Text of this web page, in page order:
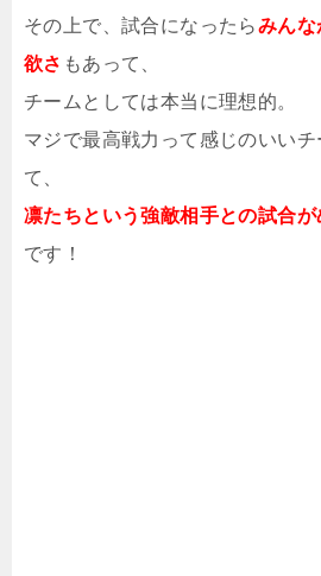
その上で、試合になったらみんな
欲さ もあって、
チームとしては本当に理想的。
マジで最高戦力って感じのいい
て、
凛たちという強敵相手との試合
です！